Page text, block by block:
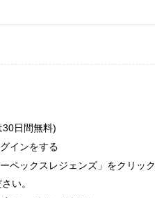
30日間無料)
インをする
ペックスレジェンズ」をクリック
い。